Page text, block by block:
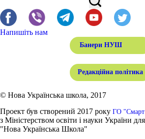
Напишіть нам
Банери НУШ
Редакційна політика
© Нова Українська школа, 2017
Проект був створений 2017 року ГО "Смарт
з Міністерством освіти і науки України
"Нова Українська Школа"